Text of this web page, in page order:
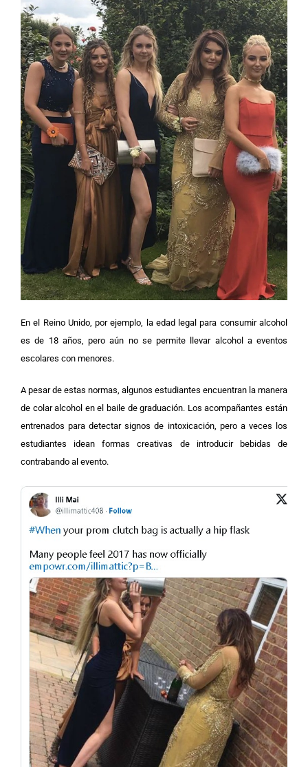
En el Reino Unido, por ejemplo, la edad legal para consumir alcohol
es de 18 años, pero aún no se permite llevar alcohol a eventos
escolares con menores.
A pesar de estas normas, algunos estudiantes encuentran la manera
de colar alcohol en el baile de graduación. Los acompañantes están
entrenados para detectar signos de intoxicación, pero a veces los
estudiantes idean formas creativas de introducir bebidas de
contrabando al evento.